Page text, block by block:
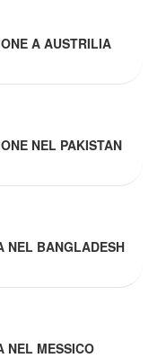
A AUSTRILIA
NEL PAKISTAN
NEL BANGLADESH
NEL MESSICO